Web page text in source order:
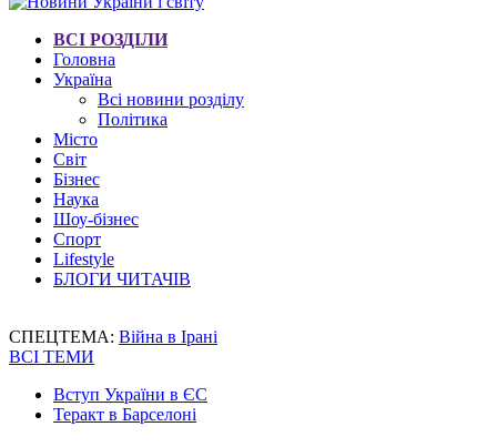
ВСІ РОЗДІЛИ
Головна
Україна
Всі новини розділу
Політика
Місто
Світ
Бізнес
Наука
Шоу-бізнес
Спорт
Lifestyle
БЛОГИ ЧИТАЧІВ
СПЕЦТЕМА: Війна в Ірані
ВСІ ТЕМИ
Вступ України в ЄС
Теракт в Барселоні